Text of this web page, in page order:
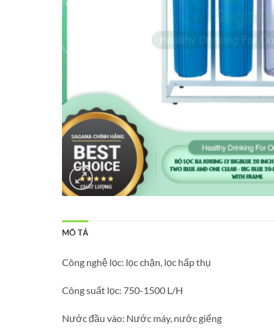
MÔ TẢ
Công nghệ lọc: lọc chặn, lọc hấp thụ
Công suất lọc: 750-1500 L/H
Nước đầu vào: Nước máy, nước giếng